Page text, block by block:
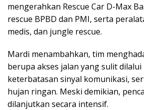
mengerahkan Rescue Car D-Max
rescue BPBD dan PMI, serta
medis, dan jungle rescue.
Mardi menambahkan, tim
berupa akses jalan yang sulit dilalui
keterbatasan sinyal komunikasi,
hujan ringan. Meski demikian,
dilanjutkan secara intensif.